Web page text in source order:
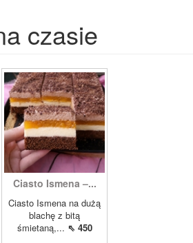
czasie
Ciasto Ismena –...
Ciasto Ismena na dużą
blachę z bitą
śmietaną,... ⇖ 450